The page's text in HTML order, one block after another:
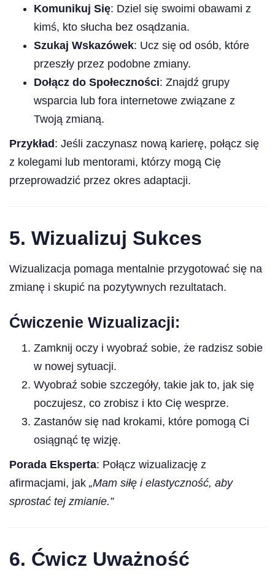
Komunikuj Się: Dziel się swoimi obawami z
kimś, kto słucha bez osądzania.
Szukaj Wskazówek: Ucz się od osób, które
przeszły przez podobne zmiany.
Dołącz do Społeczności: Znajdź grupy
wsparcia lub fora internetowe związane z
Twoją zmianą.
Przykład: Jeśli zaczynasz nową karierę, połącz się
z kolegami lub mentorami, którzy mogą Cię
przeprowadzić przez okres adaptacji.
5. Wizualizuj Sukces
Wizualizacja pomaga mentalnie przygotować się na
zmianę i skupić na pozytywnych rezultatach.
Ćwiczenie Wizualizacji:
Zamknij oczy i wyobraź sobie, że radzisz sobie
w nowej sytuacji.
Wyobraź sobie szczegóły, takie jak to, jak się
poczujesz, co zrobisz i kto Cię wesprze.
Zastanów się nad krokami, które pomogą Ci
osiągnąć tę wizję.
Porada Eksperta: Połącz wizualizację z
afirmacjami, jak „Mam siłę i elastyczność, aby
sprostać tej zmianie.”
6. Ćwicz Uważność